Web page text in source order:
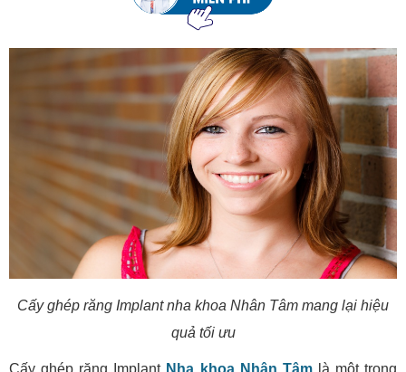
Cấy ghép răng Implant nha khoa Nhân Tâm mang lại hiệu
quả tối ưu